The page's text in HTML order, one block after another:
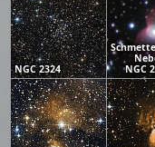
NGC 2324
NGC